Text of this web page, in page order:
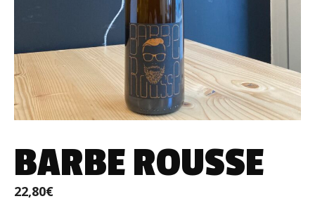
BARBE ROUSSE
22,80€